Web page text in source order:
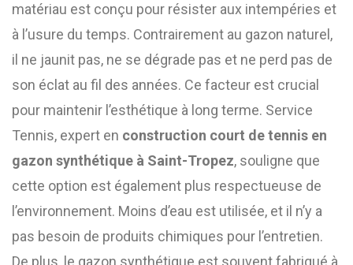
matériau est conçu pour résister aux intempéries et
à l’usure du temps. Contrairement au gazon naturel,
il ne jaunit pas, ne se dégrade pas et ne perd pas de
son éclat au fil des années. Ce facteur est crucial
pour maintenir l’esthétique à long terme. Service
Tennis, expert en construction court de tennis en
gazon synthétique à Saint-Tropez, souligne que
cette option est également plus respectueuse de
l’environnement. Moins d’eau est utilisée, et il n’y a
pas besoin de produits chimiques pour l’entretien.
De plus, le gazon synthétique est souvent fabriqué à